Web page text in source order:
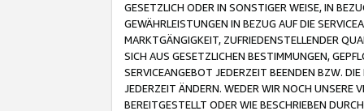
GESETZLICH ODER IN SONSTIGER WEISE, IN
GEWÄHRLEISTUNGEN IN BEZUG AUF DIE
MARKTGÄNGIGKEIT, ZUFRIEDENSTELLENDER
SICH AUS GESETZLICHEN BESTIMMUNGEN,
SERVICEANGEBOT JEDERZEIT BEENDEN BZW.
JEDERZEIT ÄNDERN. WEDER WIR NOCH UNSERE
BEREITGESTELLT ODER WIE BESCHRIEBEN